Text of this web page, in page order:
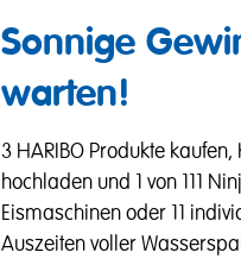
Sonnige
warten!
3 HARIBO Produkte
hochladen und 1 von 111
Eismaschinen oder 11
Auszeiten voller